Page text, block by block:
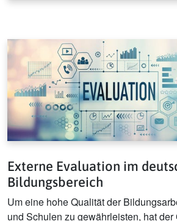
Externe Evaluation im
Bildungsbereich
Um eine hohe Qualität der
und Schulen zu gewährleisten, hat der